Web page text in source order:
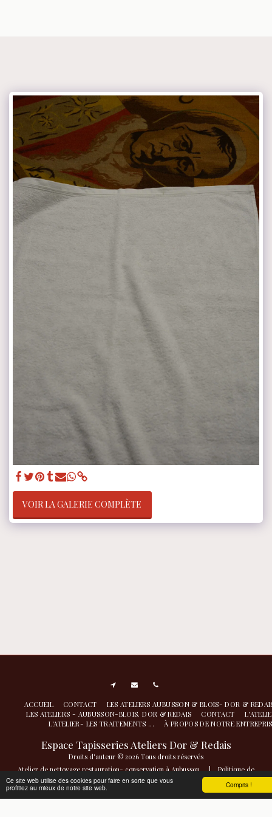
Compris !
Ce site web utilise des cookies pour faire en sorte que vous
profitiez au mieux de notre site web.
VOIR LA GALERIE COMPLÈTE
Espace Tapisseries Ateliers Dor & Redais
Droits d'auteur © 2026 Tous droits réservés
Atelier de nettoyage restauration- conservation à Aubusson
| Politique de
Confidentialité|Accessibilité
ACCUEIL CONTACT
LES ATELIERS AUBUSSON & BLOIS- DOR &
LES ATELIERS - AUBUSSON-BLOIS. DOR & REDAIS
CONTACT
L'ATELIER- LES TRAITEMENTS ...
À PROPOS DE NOTRE